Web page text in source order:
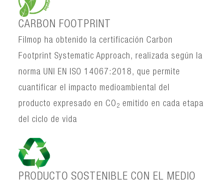
CARBON FOOTPRINT
Filmop ha obtenido la certificación Carbon
Footprint Systematic Approach, realizada según la
norma UNI EN ISO 14067:2018, que permite
cuantificar el impacto medioambiental del
producto expresado en CO 2 emitido en cada etapa
del ciclo de vida
PRODUCTO SOSTENIBLE CON EL MEDIO